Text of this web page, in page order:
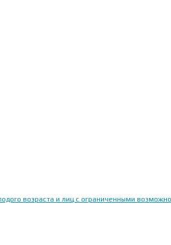
возраста и лиц с ограниченными